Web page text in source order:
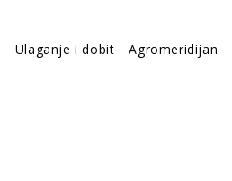
Ulaganje i dobit Agromeridijan